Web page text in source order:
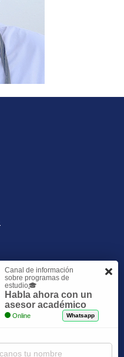
Canal de información
sobre programas de
estudio🎓
Habla ahora con un
asesor académico
Online Whatsapp